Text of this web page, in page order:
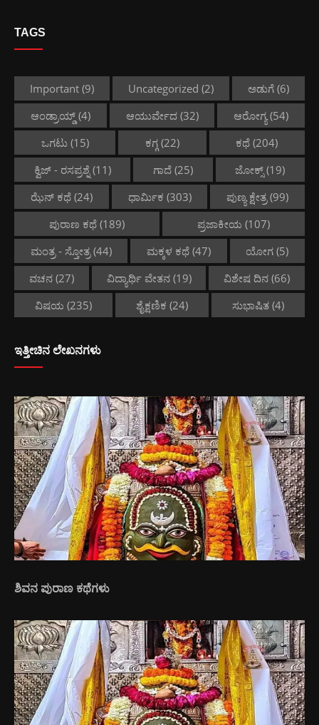
TAGS
Important (9) Uncategorized (2) ಅಡುಗೆ (6)
ಆಂಡ್ರಾಯ್ಡ್(4) ಆಯುರ್ವೇದ(32) ಆರೋಗ್ಯ(54)
ಒಗಟು(15) ಕಗ್ಗ(22) ಕಥೆ (204)
ಕ್ವಿಜ್ - ರಸಪ್ರಶ್ನೆ(11) ಗಾದೆ(25) ಜೋಕ್ಸ್(19)
ಝೆನ್ ಕಥೆ(24) ಧಾರ್ಮಿಕ (303) ಪುಣ್ಯ ಕ್ಷೇತ್ರ(99)
ಪುರಾಣ ಕಥೆ (189) ಪ್ರಜಾಕೀಯ (107)
ಮಂತ್ರ - ಸ್ತೋತ್ರ(44) ಮಕ್ಕಳ ಕಥೆ(47) ಯೋಗ (5)
ವಚನ(27) ವಿದ್ಯಾರ್ಥಿ ವೇತನ(19) ವಿಶೇಷ ದಿನ (66)
ವಿಷಯ (235) ಶೈಕ್ಷಣಿಕ (24) ಸುಭಾಷಿತ (4)
ಇತ್ತೀಚಿನ ಲೇಖನಗಳು
ಶಿವನ ಪುರಾಣ ಕಥೆಗಳು